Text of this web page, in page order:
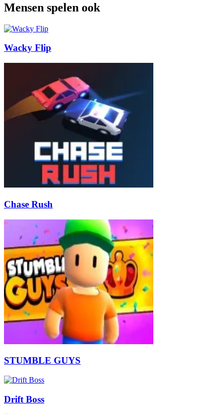
Mensen spelen ook
Wacky Flip
Chase Rush
STUMBLE GUYS
Drift Boss